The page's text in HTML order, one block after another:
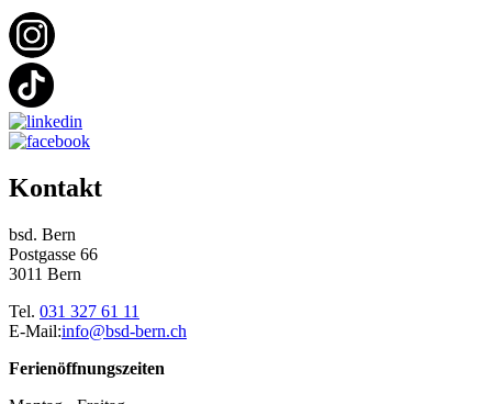
Kontakt
bsd. Bern
Postgasse 66
3011 Bern
Tel. 031 327 61 11
E-Mail:info@bsd-bern.ch
Ferienöffnungszeiten